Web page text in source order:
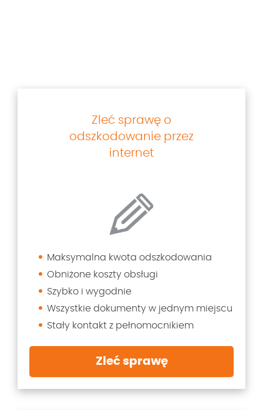
Zleć sprawę o
odszkodowanie przez
internet
Maksymalna kwota odszkodowania
Obniżone koszty obsługi
Szybko i wygodnie
Wszystkie dokumenty w jednym miejscu
Stały kontakt z pełnomocnikiem
Zleć sprawę